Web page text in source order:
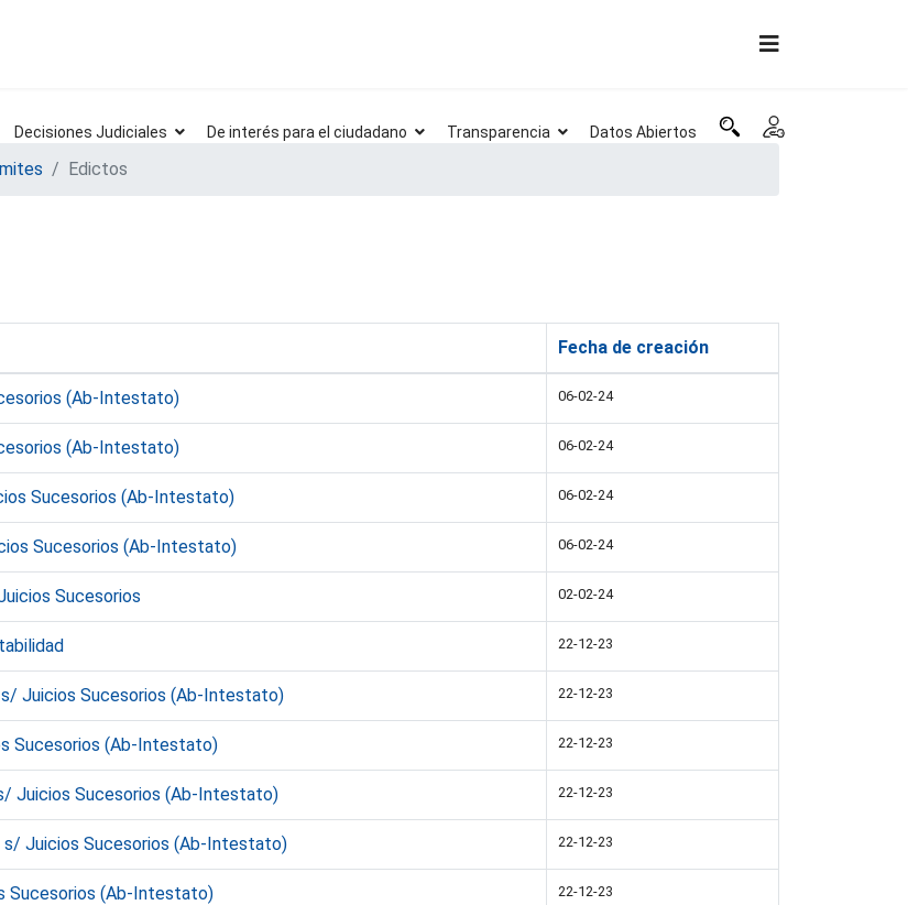
Decisiones Judiciales De interés para el ciudadano Transparencia Datos Abiertos
Edictos
Fecha de creación
(Ab-Intestato) 06-02-24
(Ab-Intestato) 06-02-24
Sucesorios (Ab-Intestato) 06-02-24
Sucesorios (Ab-Intestato) 06-02-24
Sucesorios 02-02-24
22-12-23
Juicios Sucesorios (Ab-Intestato) 22-12-23
Sucesorios (Ab-Intestato) 22-12-23
Juicios Sucesorios (Ab-Intestato) 22-12-23
s/ Juicios Sucesorios (Ab-Intestato) 22-12-23
Sucesorios (Ab-Intestato) 22-12-23